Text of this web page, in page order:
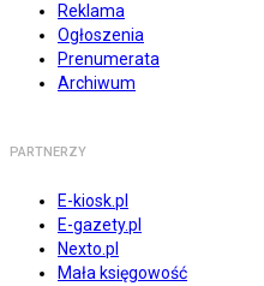
Reklama
Ogłoszenia
Prenumerata
Archiwum
PARTNERZY
E-kiosk.pl
E-gazety.pl
Nexto.pl
Mała księgowość